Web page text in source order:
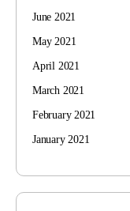
June 2021
May 2021
April 2021
March 2021
February 2021
January 2021